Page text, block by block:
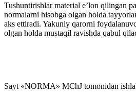
Tushuntirishlar material e’lon qilingan
normalarni hisobga olgan holda
aks ettiradi. Yakuniy qarorni
olgan holda mustaqil ravishda qabul
Sayt «NORMA» MChJ tomonidan